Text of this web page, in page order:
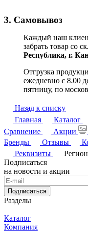
3. Самовывоз
Каждый наш
забрать товар со
Республика, г.
Отгрузка
ежедневно с 8.00
пятницу, по
Назад к списку
Главная
Каталог
Сравнение
Акции
Бренды
Отзывы
Реквизиты
Регион
Подписаться
на новости и акции
Подписаться
Разделы
Каталог
Компания